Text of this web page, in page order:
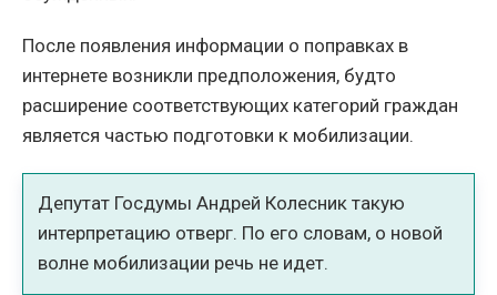
После появления информации о поправках в
интернете возникли предположения, будто
расширение соответствующих категорий граждан
является частью подготовки к мобилизации.
Депутат Госдумы Андрей Колесник такую
интерпретацию отверг. По его словам, о новой
волне мобилизации речь не идет.